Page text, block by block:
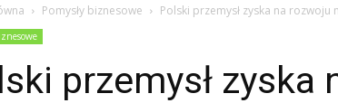
Pomysły biznesowe Polski przemysł zyska na
przemysł zyska